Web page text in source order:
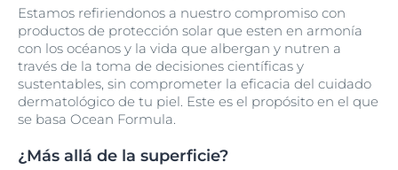
Estamos refiriendonos a nuestro compromiso con
productos de protección solar que esten en armonía
con los océanos y la vida que albergan y nutren a
través de la toma de decisiones científicas y
sustentables, sin comprometer la eficacia del cuidado
dermatológico de tu piel. Este es el propósito en el que
se basa Ocean Formula.
¿Más allá de la superficie?